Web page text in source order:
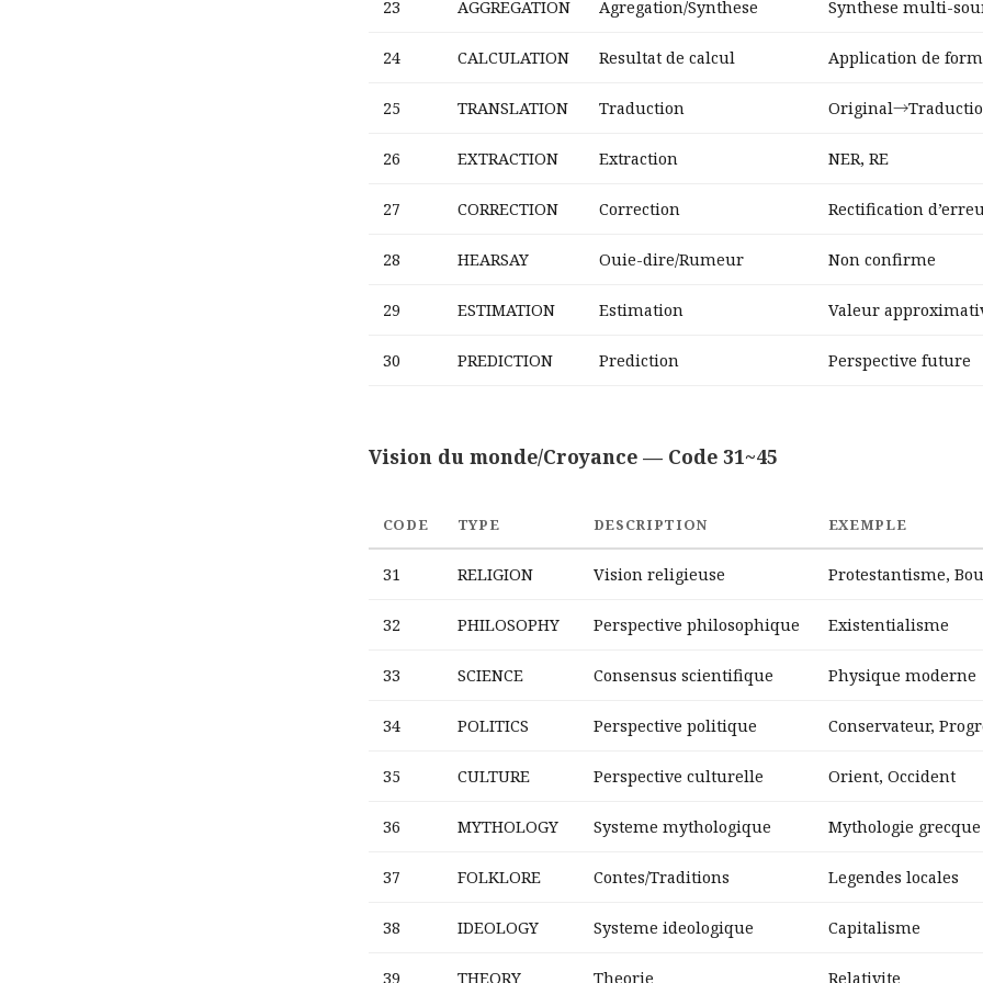
23 AGGREGATION Agregation/Synthese Synthese multi-
24 CALCULATION Resultat de calcul Application de
25 TRANSLATION Traduction
26 EXTRACTION Extraction NER, RE
27 CORRECTION Correction Rectification
28 HEARSAY Ouie-dire/Rumeur Non confirme
29 ESTIMATION Estimation Valeur
30 PREDICTION Prediction Perspective future
Vision du monde/Croyance — Code 31~45
CODE TYPE DESCRIPTION EXEMPLE
31 RELIGION Vision religieuse Protestantisme,
32 PHILOSOPHY Perspective philosophique Existentialisme
33 SCIENCE Consensus scientifique Physique moderne
34 POLITICS Perspective politique Conservateur,
35 CULTURE Perspective culturelle Orient, Occident
36 MYTHOLOGY Systeme mythologique Mythologie grecque
37 FOLKLORE Contes/Traditions Legendes locales
38 IDEOLOGY Systeme ideologique Capitalisme
39 THEORY Theorie Relativite